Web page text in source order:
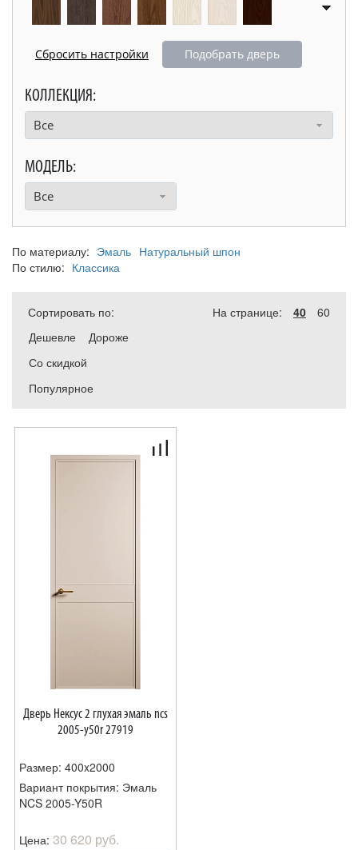
Подобрать дверь
КОЛЛЕКЦИЯ:
Все
МОДЕЛЬ:
Все
По материалу: Эмаль Натуральный шпон
По стилю: Классика
Сортировать по:
Дешевле
Дороже
Со скидкой
Популярное
На странице: 40 60
Дверь Нексус 2 глухая эмаль ncs
2005-y50r 27919
Размер: 400x2000
Вариант покрытия: Эмаль
NCS 2005-Y50R
Цена: 30 620 руб.